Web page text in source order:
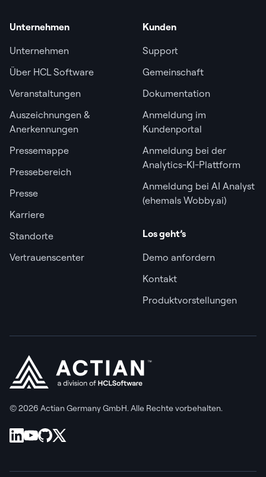
Unternehmen
Unternehmen
Über HCL Software
Veranstaltungen
Auszeichnungen &
Anerkennungen
Pressemappe
Pressebereich
Presse
Karriere
Standorte
Vertrauenscenter
Kunden
Support
Gemeinschaft
Dokumentation
Anmeldung im
Kundenportal
Anmeldung bei der
Analytics-KI-Plattform
Anmeldung bei AI Analyst
(ehemals Wobby.ai)
Los geht’s
Demo anfordern
Kontakt
Produktvorstellungen
© 2026 Actian Germany GmbH. Alle Rechte vorbehalten.